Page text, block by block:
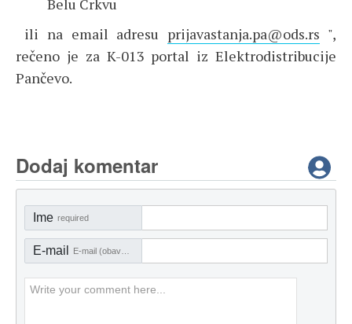
Belu Crkvu
ili na email adresu prijavastanja.pa@ods.rs ",
rečeno je za K-013 portal iz Elektrodistribucije
Pančevo.
Dodaj komentar
Ime required
E-mail